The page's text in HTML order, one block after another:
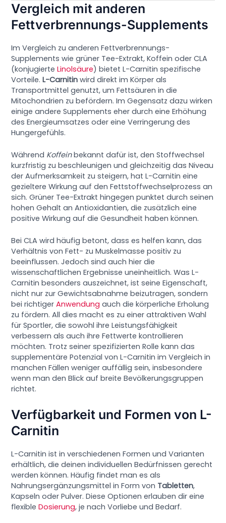
Vergleich mit anderen
Fettverbrennungs-Supplements
Im Vergleich zu anderen Fettverbrennungs-
Supplements wie grüner Tee-Extrakt, Koffein oder CLA
(konjugierteLinolsäure) bietet L-Carnitin spezifische
Vorteile.L-Carnitin wird direkt im Körper als
Transportmittel genutzt, um Fettsäuren in die
Mitochondrien zu befördern. Im Gegensatz dazu wirken
einige andere Supplements eher durch eine Erhöhung
des Energieumsatzes oder eine Verringerung des
Hungergefühls.
Während Koffeinbekannt dafür ist, den Stoffwechsel
kurzfristig zu beschleunigen und gleichzeitig das Niveau
der Aufmerksamkeit zu steigern, hat L-Carnitin eine
gezieltere Wirkung auf den Fettstoffwechselprozess an
sich. Grüner Tee-Extrakt hingegen punktet durch seinen
hohen Gehalt an Antioxidantien, die zusätzlich eine
positive Wirkung auf die Gesundheit haben können.
Bei CLA wird häufig betont, dass es helfen kann, das
Verhältnis von Fett- zu Muskelmasse positiv zu
beeinflussen. Jedoch sind auch hier die
wissenschaftlichen Ergebnisse uneinheitlich. Was L-
Carnitin besonders auszeichnet, ist seine Eigenschaft,
nicht nur zur Gewichtsabnahme beizutragen, sondern
bei richtigerAnwendung auch die körperliche Erholung
zu fördern. All dies macht es zu einer attraktiven Wahl
für Sportler, die sowohl ihre Leistungsfähigkeit
verbessern als auch ihre Fettwerte kontrollieren
möchten. Trotz seiner spezifizierten Rolle kann das
supplementäre Potenzial von L-Carnitin im Vergleich in
manchen Fällen weniger auffällig sein, insbesondere
wenn man den Blick auf breite Bevölkerungsgruppen
richtet.
Verfügbarkeit und Formen von L-
Carnitin
L-Carnitin ist in verschiedenen Formen und Varianten
erhältlich, die deinen individuellen Bedürfnissen gerecht
werden können. Häufig findet man es als
Nahrungsergänzungsmittel in Form von Tabletten,
Kapseln oder Pulver. Diese Optionen erlauben dir eine
flexibleDosierung, je nach Vorliebe und Bedarf.